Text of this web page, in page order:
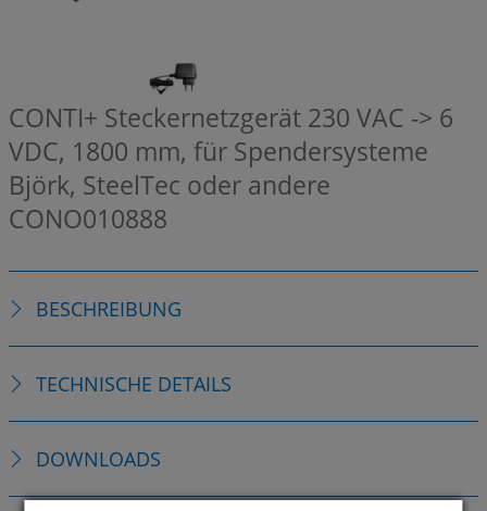
CONTI+ Steckernetzgerät 230 VAC -> 6
VDC, 1800 mm, für Spendersysteme
Björk, SteelTec oder andere
CONO010888
BESCHREIBUNG
TECHNISCHE DETAILS
DOWNLOADS